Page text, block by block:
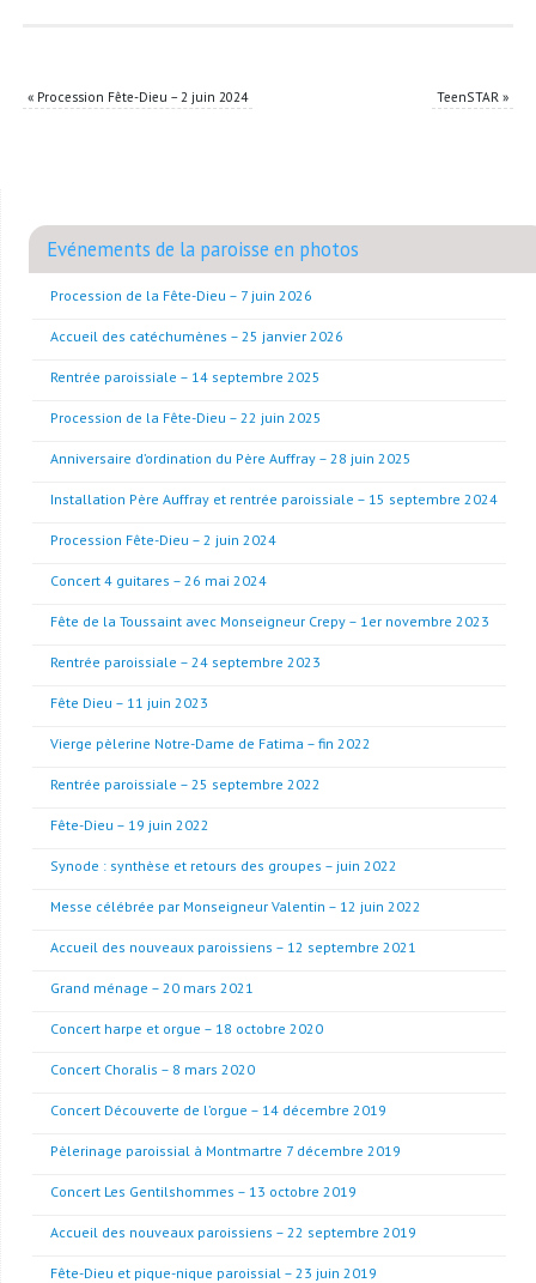
«Procession Fête-Dieu – 2 juin 2024 TeenSTAR»
Evénements de la paroisse en photos
Procession de la Fête-Dieu – 7 juin 2026
Accueil des catéchumènes – 25 janvier 2026
Rentrée paroissiale – 14 septembre 2025
Procession de la Fête-Dieu – 22 juin 2025
Anniversaire d’ordination du Père Auffray – 28 juin 2025
Installation Père Auffray et rentrée paroissiale – 15 septembre 2024
Procession Fête-Dieu – 2 juin 2024
Concert 4 guitares – 26 mai 2024
Fête de la Toussaint avec Monseigneur Crepy – 1er novembre 2023
Rentrée paroissiale – 24 septembre 2023
Fête Dieu – 11 juin 2023
Vierge pèlerine Notre-Dame de Fatima – fin 2022
Rentrée paroissiale – 25 septembre 2022
Fête-Dieu – 19 juin 2022
Synode : synthèse et retours des groupes – juin 2022
Messe célébrée par Monseigneur Valentin – 12 juin 2022
Accueil des nouveaux paroissiens – 12 septembre 2021
Grand ménage – 20 mars 2021
Concert harpe et orgue – 18 octobre 2020
Concert Choralis – 8 mars 2020
Concert Découverte de l’orgue – 14 décembre 2019
Pèlerinage paroissial à Montmartre 7 décembre 2019
Concert Les Gentilshommes – 13 octobre 2019
Accueil des nouveaux paroissiens – 22 septembre 2019
Fête-Dieu et pique-nique paroissial – 23 juin 2019